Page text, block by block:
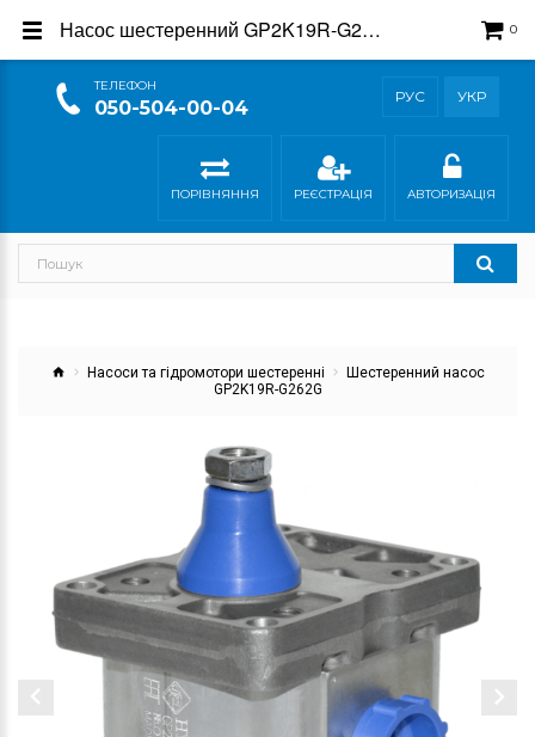
ТEЛЕФОН
050-504-00-04
РУС УКР
0
ПОРІВНЯННЯ РЕЄСТРАЦІЯ АВТОРИЗАЦІЯ
Насоси та гідромотори шестеренні
Шестеренний насос
GP2K19R-G262G
Насос шестеренний GP2K19R-G262G - купити в магазині Гідросила